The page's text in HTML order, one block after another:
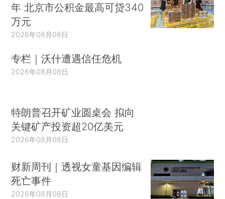
年 北京市公积金最高可贷340
万元
2026年08月08日
专栏｜沃什遭遇信任危机
2026年08月08日
特朗普召开矿业圆桌会 拟向
关键矿产投资超20亿美元
2026年08月08日
财新周刊｜透视女童基因编辑
死亡事件
2026年08月08日